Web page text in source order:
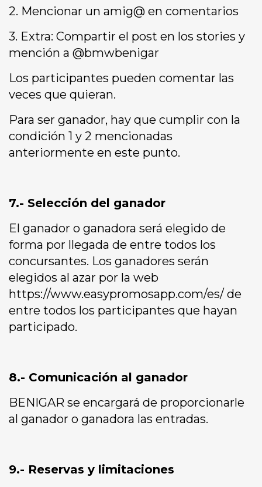
2. Mencionar un amig@ en comentarios
3. Extra: Compartir el post en los stories y
mención a @bmwbenigar
Los participantes pueden comentar las
veces que quieran.
Para ser ganador, hay que cumplir con la
condición 1 y 2 mencionadas
anteriormente en este punto.
7.- Selección del ganador
El ganador o ganadora será elegido de
forma por llegada de entre todos los
concursantes. Los ganadores serán
elegidos al azar por la web
https://www.easypromosapp.com/es/ de
entre todos los participantes que hayan
participado.
8.- Comunicación al ganador
BENIGAR se encargará de proporcionarle
al ganador o ganadora las entradas.
9.- Reservas y limitaciones